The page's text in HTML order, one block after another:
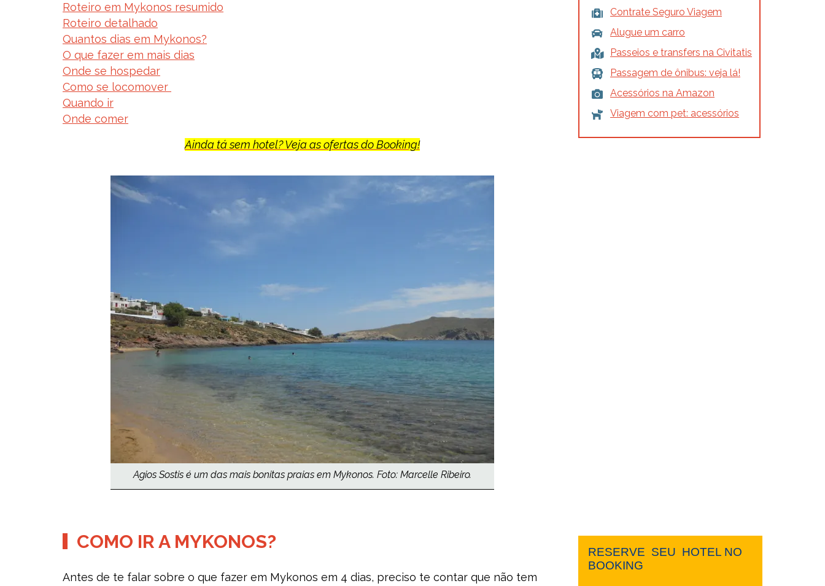
Roteiro em Mykonos resumido
Roteiro detalhado
Quantos dias em Mykonos?
O que fazer em mais dias
Onde se hospedar
Como se locomover
Quando ir
Onde comer
Ainda tá sem hotel? Veja as ofertas do Booking!
Agios Sostis é um das mais bonitas praias em Mykonos. Foto: Marcelle Ribeiro.
COMO IR A MYKONOS?
Antes de te falar sobre o que fazer em Mykonos em 4 dias, preciso te contar que não tem
Contrate Seguro Viagem
Alugue um carro
Passeios e transfers na Civitatis
Passagem de ônibus: veja lá!
Acessórios na Amazon
Viagem com pet: acessórios
RESERVE ​ ​SEU ​ ​HOTEL NO ​ ​
BOOKING